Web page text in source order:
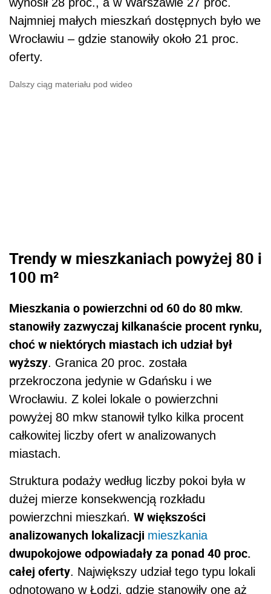
Najmniej małych mieszkań dostępnych było we
Wrocławiu – gdzie stanowiły około 21 proc.
oferty.
Dalszy ciąg materiału pod wideo
Trendy w mieszkaniach powyżej 80 i
100 m²
Mieszkania o powierzchni od 60 do 80 mkw.
stanowiły zazwyczaj kilkanaście procent rynku,
choć w niektórych miastach ich udział był
wyższy. Granica 20 proc. została
przekroczona jedynie w Gdańsku i we
Wrocławiu. Z kolei lokale o powierzchni
powyżej 80 mkw stanowił tylko kilka procent
całkowitej liczby ofert w analizowanych
miastach.
Struktura podaży według liczby pokoi była w
dużej mierze konsekwencją rozkładu
powierzchni mieszkań. W większości
analizowanych lokalizacji mieszkania
dwupokojowe odpowiadały za ponad 40 proc.
całej oferty. Największy udział tego typu lokali
odnotowano w Łodzi, gdzie stanowiły one aż